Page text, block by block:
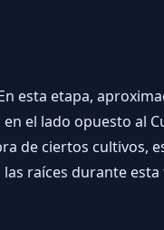
esta etapa,
el lado opuesto al
de ciertos cultivos,
raíces durante esta